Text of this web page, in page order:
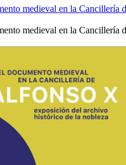
medieval en la Cancillería
medieval en la Cancillería